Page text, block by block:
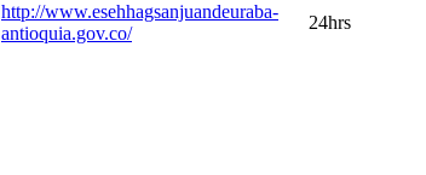
http://www.esehhagsanjuandeuraba-
antioquia.gov.co/
24hrs